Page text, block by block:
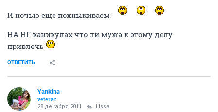
И ночью еще похныкиваем
НА НГ каникулах что ли мужа к этому делу
привлечь
ОТВЕТИТЬ
Yankina
veteran
28 декабря 2011 Lissa